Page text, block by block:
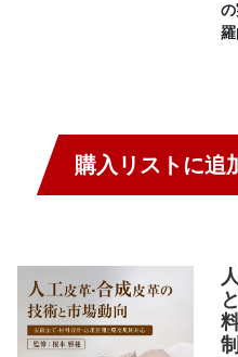
羅
購入リストに追